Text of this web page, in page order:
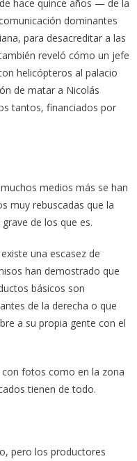
hace quince años — de la
dominantes
para desacreditar a las
reveló cómo un jefe
helicópteros al palacio
de matar a Nicolás
tantos, financiados por
medios más se han
muy rebuscadas que la
de los que es.
una escasez de
han demostrado que
básicos son
de la derecha o que
a su propia gente con el
fotos como en la zona
tienen de todo.
pero los productores